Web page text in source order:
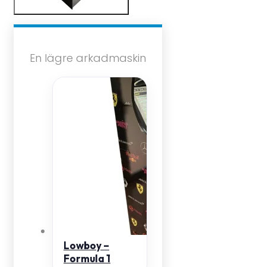
En lägre arkadmaskin
Lowboy –
Formula 1